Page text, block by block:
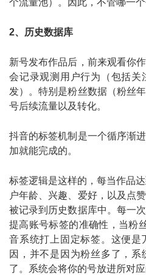
个流量池）。因此，不管哪一
2、历史数据库
新号发布作品后，前来观看你
会记录观测用户行为（包括关
发）。特别是粉丝数据（粉丝
号后续流量以及转化。
抖音的标签机制是一个循序渐
加就能完成的。
标签逻辑是这样的，每当作品
户年龄、兴趣、爱好，以及点
被记录到历史数据库中。每一
提高账号标签的准确性，当粉
音系统打上固定标签。这便是
因，并不是因为粉丝多了，
了。系统会将你的号放进所对应